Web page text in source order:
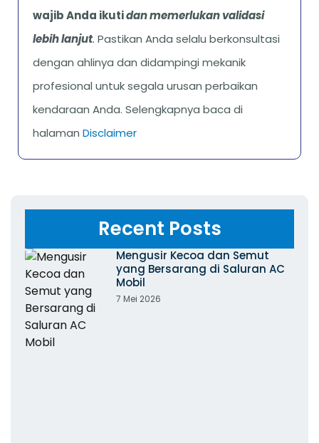
wajib Anda ikutidan memerlukan validasi
lebih lanjut. Pastikan Anda selalu berkonsultasi
dengan ahlinya dan didampingi mekanik
profesional untuk segala urusan perbaikan
kendaraan Anda. Selengkapnya baca di
halaman Disclaimer
Recent Posts
Mengusir Kecoa dan Semut
yang Bersarang di Saluran AC
Mobil
7 Mei 2026